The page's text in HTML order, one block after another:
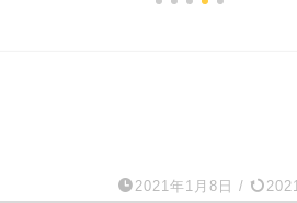
2021年1月8日 /